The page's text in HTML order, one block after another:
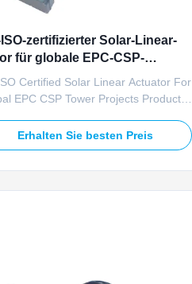
zertifizierter Solar-Linear-
für globale EPC-CSP-
Certified Solar Linear Actuator For
EPC CSP Tower Projects Product
linear actuator meets international
standards for cross-border EPC
Erhalten Sie besten Preis